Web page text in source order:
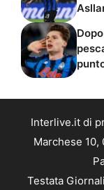
Interlive.it di
Marchese 10,
Testata